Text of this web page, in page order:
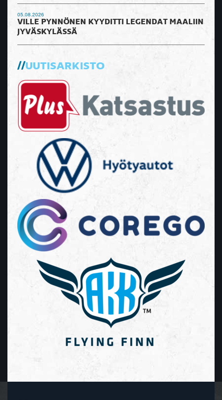
05.08.2026
VILLE PYNNÖNEN KYYDITTI LEGENDAT MAALIIN
JYVÄSKYLÄSSÄ
UUTISARKISTO